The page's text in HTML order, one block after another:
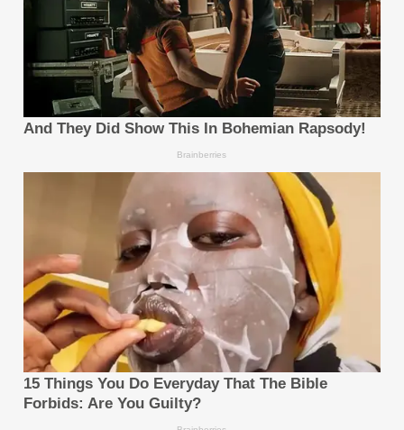
ออนไลน์ชั้นนำได้หลากหลาย ได้แก่ Mobile
App ของ FP Markets, MetaTrader
4, MetaTrader
5, WebTrader, cTrader, Iress, Mottai, และ
ตลอดระยะเวลาการดำเนินงาน FP Markets ได้รับ
รางวัลในอุตสาหกรรมมากกว่า 80 รางวัล จาก
เงื่อนไขการซื้อขาย การกำหนดราคาที่โปร่งใส การ
สนับสนุนลูกค้า และการส่งมอบคุณค่าอย่างสม่ำเสมอ
ให้แก่ลูกค้า
FP Markets อยู่ภายใต้การกำกับดูแลของ
Australian Securities and Investments
Commission (ASIC), Financial Sector
Conduct Authority (FSCA) ของแอฟริกาใต้,
Cyprus Securities and Exchange
Commission (CySEC) และ Capital
Markets Authority (CMA) ของเคนยา